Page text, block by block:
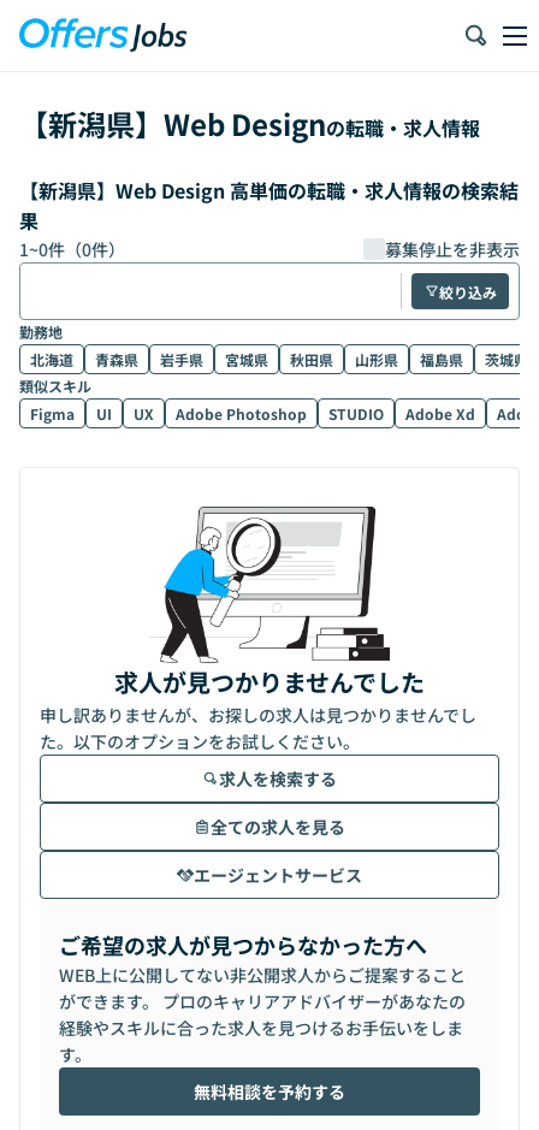
【新潟県】 Web Designの転職・求人情報
【新潟県】Web Design 高単価の転職・求人情報の検索結
果
1~0件（0件） 募集停止を非表示
絞り込み
勤務地
北海道
青森県 岩手県 宮城県 秋田県 山形県 福島県
茨城県
類似スキル
Figma
UI UX Adobe Photoshop STUDIO Adobe Xd
求人が見つかりませんでした
申し訳ありませんが、お探しの求人は見つかりませんでし
た。以下のオプションをお試しください。
求人を検索する
全ての求人を見る
エージェントサービス
ご希望の求人が見つからなかった方へ
WEB上に公開してない非公開求人からご提案すること
ができます。 プロのキャリアアドバイザーがあなたの
経験やスキルに合った求人を見つけるお手伝いをしま
す。
無料相談を予約する